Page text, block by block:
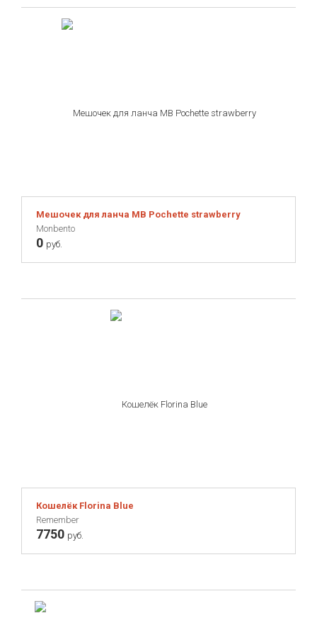
Мешочек для ланча MB Pochette strawberry
Monbento
0 руб.
Кошелёк Florina Blue
Remember
7750 руб.